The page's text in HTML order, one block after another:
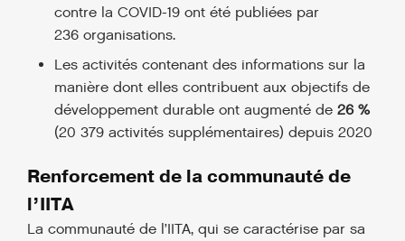
contre la COVID-19 ont été publiées par
236 organisations.
Les activités contenant des informations sur la
manière dont elles contribuent aux objectifs de
développement durable ont augmenté de 26 %
(20 379 activités supplémentaires) depuis 2020
Renforcement de la communauté de
l’IITA
La communauté de l’IITA, qui se caractérise par sa